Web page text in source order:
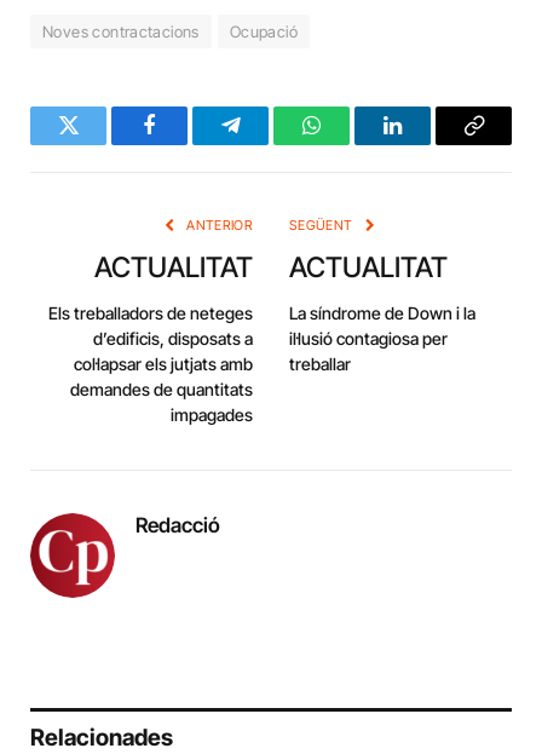
Noves contractacions Ocupació
Twitter FacebookTelegramWhatsAppLinkedInCopy
ANTERIOR
ACTUALITAT
Els treballadors de neteges
d’edificis, disposats a
col·lapsar els jutjats amb
demandes de quantitats
impagades
SEGÜENT
ACTUALITAT
La síndrome de Down i la
il·lusió contagiosa per
treballar
Redacció
Relacionades